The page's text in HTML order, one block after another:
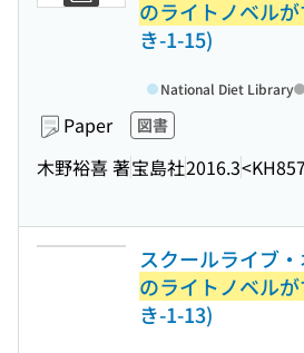
のライトノベル
き-1-15)
Paper 図書
木野裕喜 著宝島社2016.3
National Diet Library
スクールライブ
のライトノベル
き-1-13)